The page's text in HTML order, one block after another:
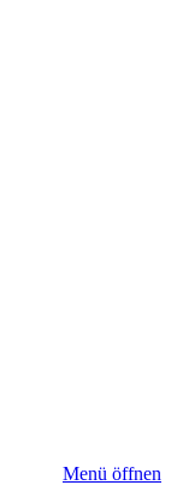
Menü öffnen